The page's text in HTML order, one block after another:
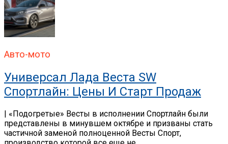
Авто-мото
Универсал Лада Веста SW
Спортлайн: Цены И Старт Продаж
| «Подогретые» Весты в исполнении Спортлайн были
представлены в минувшем октябре и призваны стать
частичной заменой полноценной Весты Спорт,